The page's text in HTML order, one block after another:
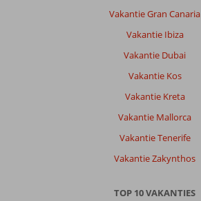
Vakantie Gran Canaria
Vakantie Ibiza
Vakantie Dubai
Vakantie Kos
Vakantie Kreta
Vakantie Mallorca
Vakantie Tenerife
Vakantie Zakynthos
TOP 10 VAKANTIES